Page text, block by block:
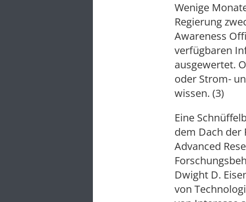
Wenige
Regierung
Awareness
verfügbaren
ausgewertet.
oder Strom-
wissen. (3)
Eine
dem Dach der
Advanced
Dwight D.
von